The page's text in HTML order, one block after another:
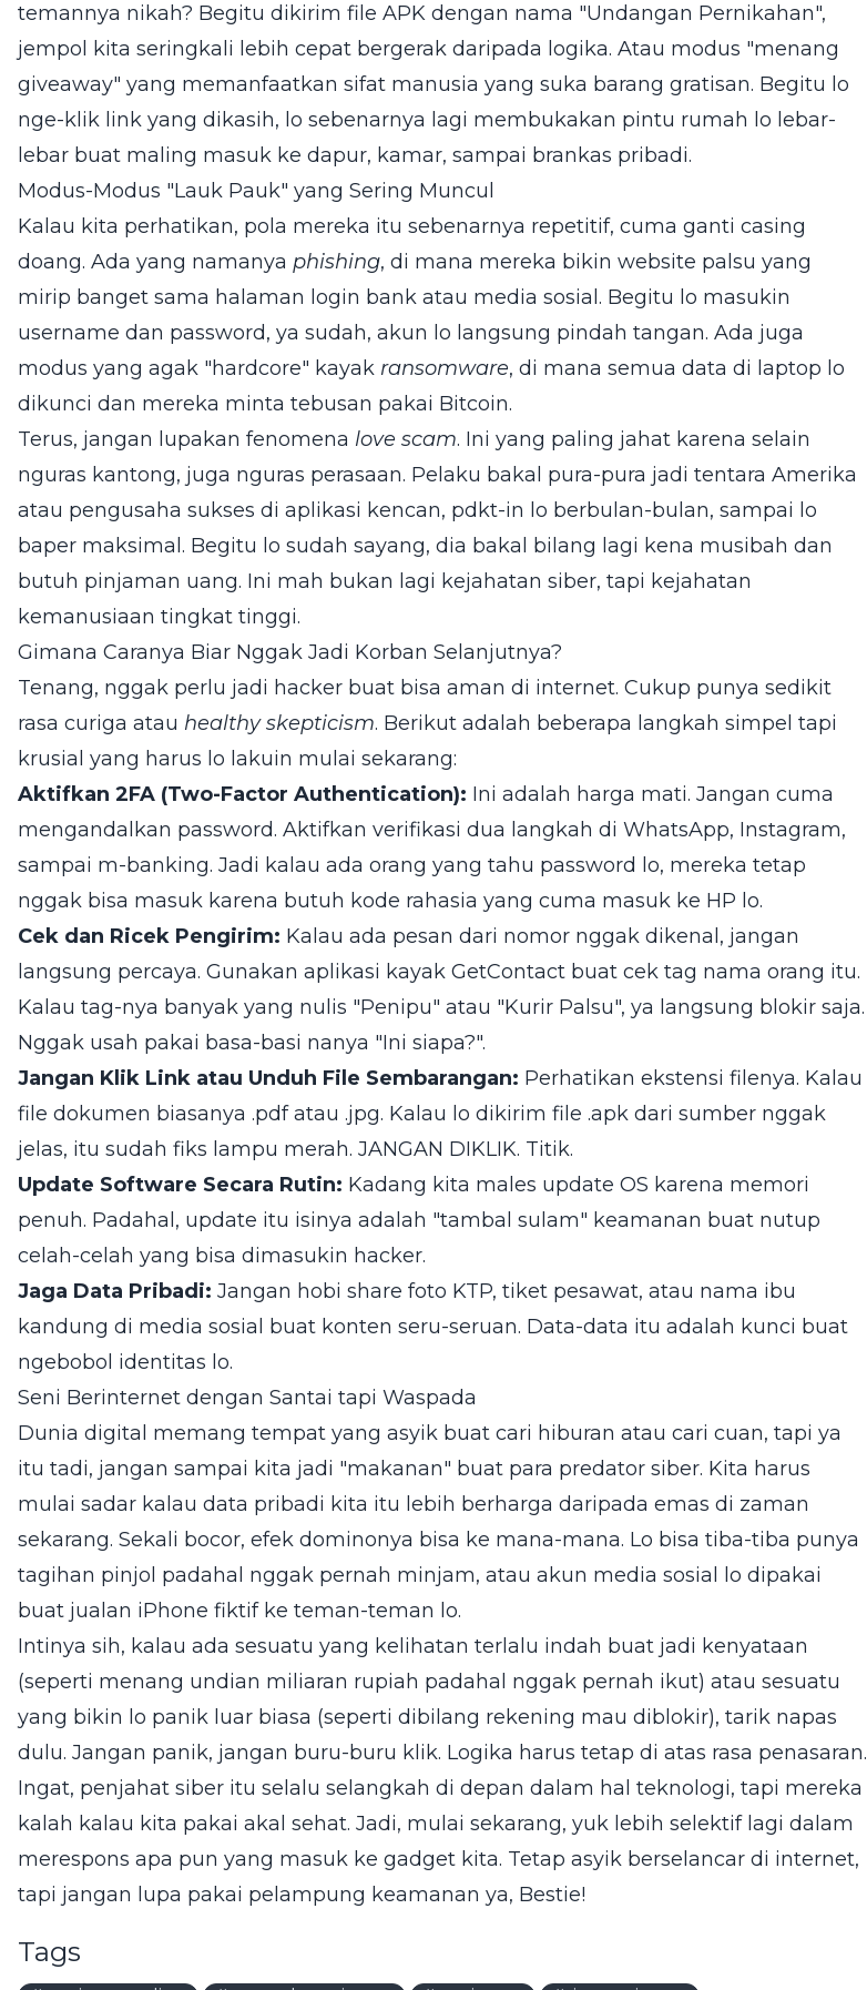
temannya nikah? Begitu dikirim file APK dengan nama "Undangan Pernikahan",
jempol kita seringkali lebih cepat bergerak daripada logika. Atau modus "menang
giveaway" yang memanfaatkan sifat manusia yang suka barang gratisan. Begitu lo
nge-klik link yang dikasih, lo sebenarnya lagi membukakan pintu rumah lo lebar-
lebar buat maling masuk ke dapur, kamar, sampai brankas pribadi.
Modus-Modus "Lauk Pauk" yang Sering Muncul
Kalau kita perhatikan, pola mereka itu sebenarnya repetitif, cuma ganti casing
doang. Ada yang namanya phishing, di mana mereka bikin website palsu yang
mirip banget sama halaman login bank atau media sosial. Begitu lo masukin
username dan password, ya sudah, akun lo langsung pindah tangan. Ada juga
modus yang agak "hardcore" kayak ransomware, di mana semua data di laptop lo
dikunci dan mereka minta tebusan pakai Bitcoin.
Terus, jangan lupakan fenomena love scam. Ini yang paling jahat karena selain
nguras kantong, juga nguras perasaan. Pelaku bakal pura-pura jadi tentara Amerika
atau pengusaha sukses di aplikasi kencan, pdkt-in lo berbulan-bulan, sampai lo
baper maksimal. Begitu lo sudah sayang, dia bakal bilang lagi kena musibah dan
butuh pinjaman uang. Ini mah bukan lagi kejahatan siber, tapi kejahatan
kemanusiaan tingkat tinggi.
Gimana Caranya Biar Nggak Jadi Korban Selanjutnya?
Tenang, nggak perlu jadi hacker buat bisa aman di internet. Cukup punya sedikit
rasa curiga atau healthy skepticism. Berikut adalah beberapa langkah simpel tapi
krusial yang harus lo lakuin mulai sekarang:
Aktifkan 2FA (Two-Factor Authentication): Ini adalah harga mati. Jangan cuma
mengandalkan password. Aktifkan verifikasi dua langkah di WhatsApp, Instagram,
sampai m-banking. Jadi kalau ada orang yang tahu password lo, mereka tetap
nggak bisa masuk karena butuh kode rahasia yang cuma masuk ke HP lo.
Cek dan Ricek Pengirim: Kalau ada pesan dari nomor nggak dikenal, jangan
langsung percaya. Gunakan aplikasi kayak GetContact buat cek tag nama orang itu.
Kalau tag-nya banyak yang nulis "Penipu" atau "Kurir Palsu", ya langsung blokir saja.
Nggak usah pakai basa-basi nanya "Ini siapa?".
Jangan Klik Link atau Unduh File Sembarangan: Perhatikan ekstensi filenya. Kalau
file dokumen biasanya .pdf atau .jpg. Kalau lo dikirim file .apk dari sumber nggak
jelas, itu sudah fiks lampu merah. JANGAN DIKLIK. Titik.
Update Software Secara Rutin: Kadang kita males update OS karena memori
penuh. Padahal, update itu isinya adalah "tambal sulam" keamanan buat nutup
celah-celah yang bisa dimasukin hacker.
Jaga Data Pribadi: Jangan hobi share foto KTP, tiket pesawat, atau nama ibu
kandung di media sosial buat konten seru-seruan. Data-data itu adalah kunci buat
ngebobol identitas lo.
Seni Berinternet dengan Santai tapi Waspada
Dunia digital memang tempat yang asyik buat cari hiburan atau cari cuan, tapi ya
itu tadi, jangan sampai kita jadi "makanan" buat para predator siber. Kita harus
mulai sadar kalau data pribadi kita itu lebih berharga daripada emas di zaman
sekarang. Sekali bocor, efek dominonya bisa ke mana-mana. Lo bisa tiba-tiba punya
tagihan pinjol padahal nggak pernah minjam, atau akun media sosial lo dipakai
buat jualan iPhone fiktif ke teman-teman lo.
Intinya sih, kalau ada sesuatu yang kelihatan terlalu indah buat jadi kenyataan
(seperti menang undian miliaran rupiah padahal nggak pernah ikut) atau sesuatu
yang bikin lo panik luar biasa (seperti dibilang rekening mau diblokir), tarik napas
dulu. Jangan panik, jangan buru-buru klik. Logika harus tetap di atas rasa penasaran.
Ingat, penjahat siber itu selalu selangkah di depan dalam hal teknologi, tapi mereka
kalah kalau kita pakai akal sehat. Jadi, mulai sekarang, yuk lebih selektif lagi dalam
merespons apa pun yang masuk ke gadget kita. Tetap asyik berselancar di internet,
tapi jangan lupa pakai pelampung keamanan ya, Bestie!
Tags